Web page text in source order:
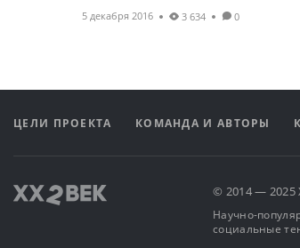
5 декабря 2016 3 634 0
ЦЕЛИ ПРОЕКТА КОМАНДА И АВТОРЫ
© 2014 —
Научно-
социальные